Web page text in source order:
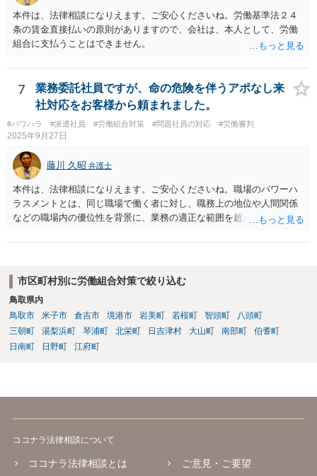
後の対応を検討するべきです。
本件は、法律相談になりえます。ご安心くださいね。労働基準法２４
条の賃金直接払いの原則がありますので、会社は、本人として、労働
組合に支払うことはできません。
7
業務委託社員ですが、命の危険を伴うアポなし来
社対応をお客様から頼まれました。
#パワハラ #派遣社員 #労働組合対策 #問題社員の対応 #労働審判
2025年9月27日
藤川 久昭 弁護士
本件は、法律相談になりえます。ご安心くださいね。職場のパワーハ
ラスメントとは、同じ職場で働く者に対し、職務上の地位や人間関係
などの職場内の優位性を背景に、業務の適正な範囲を超えて、精神
本件の言動が、これらに該当するかどうか、証拠に基づいて、子細な
きちんと追及されたい場合には、労働法にかなり詳しく、上記に関係
した法理等にも通じた弁護士等に相談し、法的に正確に分析してもら
い、今後の対応を検討するべきです。
市区町村別に労働組合対策で絞り込む
鳥取県内
鳥取市
米子市 倉吉市 境港市 岩美町 若桜町 智頭町
八頭町
三朝町
湯梨浜町 琴浦町 北栄町 日吉津村 大山町 南部町
伯耆町
日南町
日野町 江府町
ココナラ法律相談について
ココナラ法律相談とは
ご意見・ご要望